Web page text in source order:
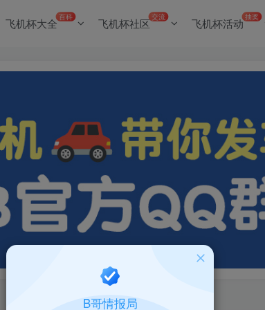
飞机杯大全百科 飞机杯社区交流 飞机杯活动抽奖
B哥情报局